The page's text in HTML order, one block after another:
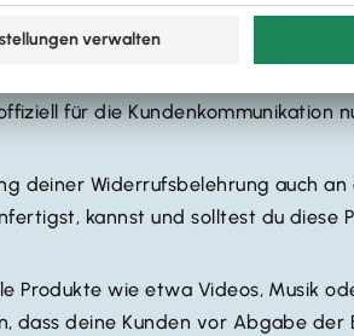
du nicht selbst formulieren. Du
deinen individuellen Angaben
eine evtl. existente
für die Kundenkommunikation
deiner Widerrufsbelehrung auch
kannst und solltest du
Produkte wie etwa Videos, Musik
dass deine Kunden vor Abgabe